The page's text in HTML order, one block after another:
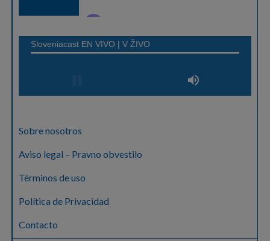
Sobre nosotros
Aviso legal – Pravno obvestilo
Términos de uso
Política de Privacidad
Contacto